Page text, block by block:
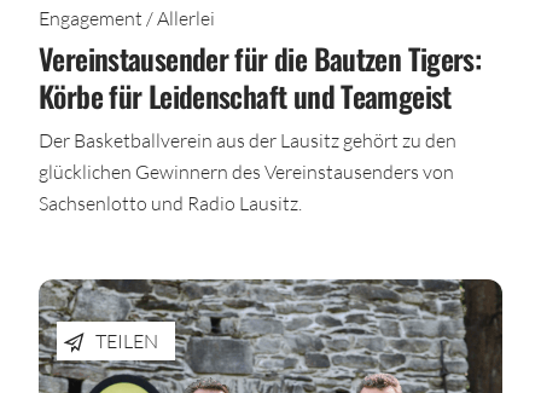
Engagement / Allerlei
Vereinstausender für die Bautzen Tigers:
Körbe für Leidenschaft und Teamgeist
Der Basketballverein aus der Lausitz gehört zu den
glücklichen Gewinnern des Vereinstausenders von
Sachsenlotto und Radio Lausitz.
TEILEN